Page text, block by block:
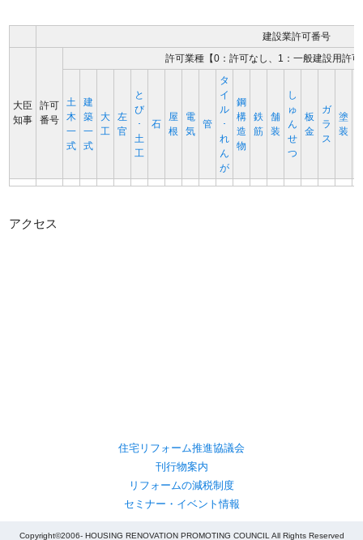
建設業許可番号
大臣
知事
許可
番号
許可業種【0：許可なし、1：一般建設用許
土
木
一
式
建
築
一
式
大
工
左
官
と
び
･
土
工
石
屋
根
電
気
管
タ
イ
ル
･
れ
ん
が
鋼
構
造
物
鉄
筋
舗
装
し
ゅ
ん
せ
つ
板
金
ガ
ラ
ス
塗
装
アクセス
住宅リフォーム推進協議会
刊行物案内
リフォームの減税制度
セミナー・イベント情報
Copyright©2006- HOUSING RENOVATION PROMOTING COUNCIL All Rights Reserved